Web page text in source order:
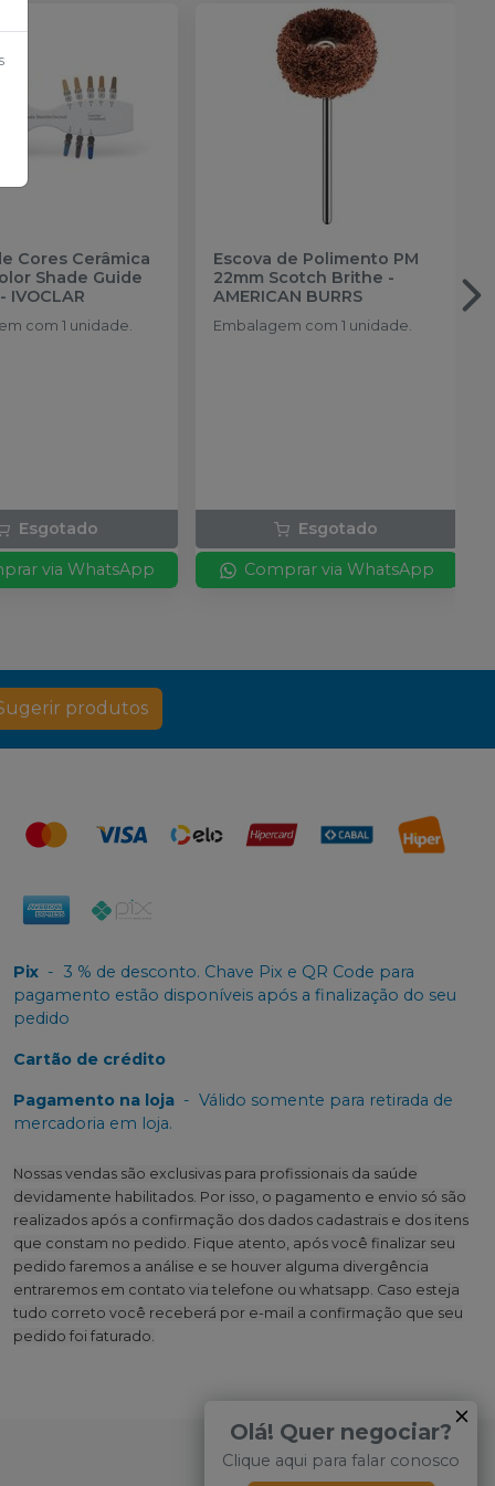
Olá! Quer negociar?
Clique aqui para falar conosco
Cores Cerâmica
Shade Guide
IVOCLAR
com 1 unidade.
Esgotado
via WhatsApp
Escova de Polimento PM
22mm Scotch Brithe -
AMERICAN BURRS
Embalagem com 1 unidade.
Esgotado
Comprar via WhatsApp
produtos
Pix - 3 % de desconto. Chave Pix e QR Code para
pagamento estão disponíveis após a finalização do seu
pedido
Cartão de crédito
Pagamento na loja - Válido somente para retirada de
mercadoria em loja.
Nossas vendas são exclusivas para profissionais da saúde
devidamente habilitados. Por isso, o pagamento e envio só são
realizados após a confirmação dos dados cadastrais e dos itens
que constam no pedido. Fique atento, após você finalizar seu
pedido faremos a análise e se houver alguma divergência
entraremos em contato via telefone ou whatsapp. Caso esteja
tudo correto você receberá por e-mail a confirmação que seu
pedido foi faturado.